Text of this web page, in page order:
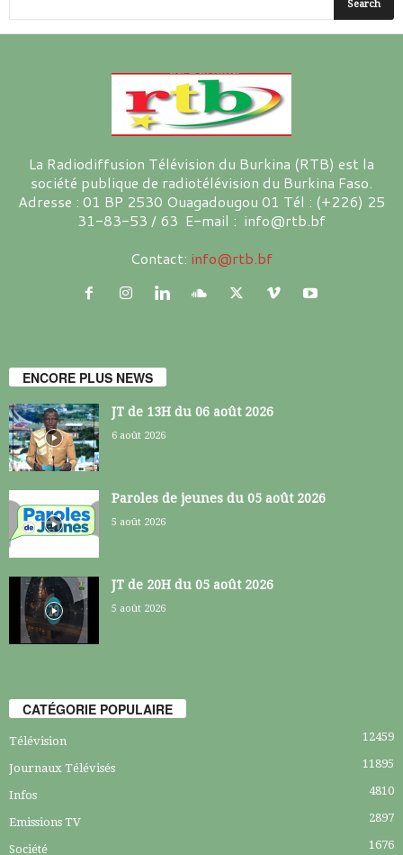
La Radiodiffusion Télévision du Burkina (RTB) est la
société publique de radiotélévision du Burkina Faso.
Adresse : 01 BP 2530 Ouagadougou 01 Tél : (+226) 25
31-83-53 / 63 E-mail : info@rtb.bf
Contact: info@rtb.bf
ENCORE PLUS NEWS
JT de 13H du 06 août 2026
6 août 2026
Paroles de jeunes du 05 août 2026
5 août 2026
JT de 20H du 05 août 2026
5 août 2026
CATÉGORIE POPULAIRE
Télévision 12459
Journaux Télévisés 11895
Infos 4810
Emissions TV 2897
Société 1676